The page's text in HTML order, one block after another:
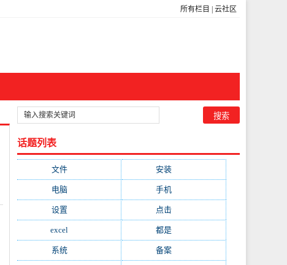
所有栏目 云社区
话题列表
文件(755) 安装
电脑(688) 手机
设置 点击
excel 都是
系统(495) 备案